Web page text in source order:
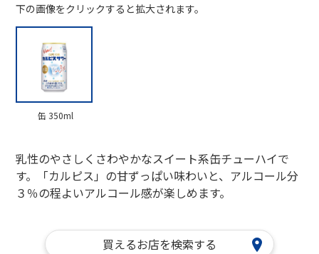
乳性のやさしくさわやかなスイート系缶チューハイで
す。「カルピス」の甘ずっぱい味わいと、アルコール分
３％の程よいアルコール感が楽しめます。
買えるお店を検索する
下の画像をクリックすると拡大されます。
缶 350ml